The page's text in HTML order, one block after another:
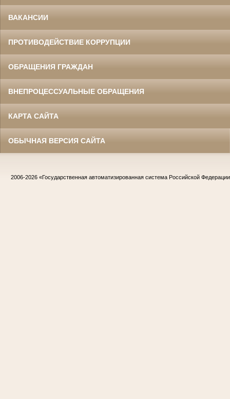
ВАКАНСИИ
ПРОТИВОДЕЙСТВИЕ КОРРУПЦИИ
ОБРАЩЕНИЯ ГРАЖДАН
ВНЕПРОЦЕССУАЛЬНЫЕ ОБРАЩЕНИЯ
КАРТА САЙТА
ОБЫЧНАЯ ВЕРСИЯ САЙТА
2006-2026 «Государственная автоматизированная система Российской